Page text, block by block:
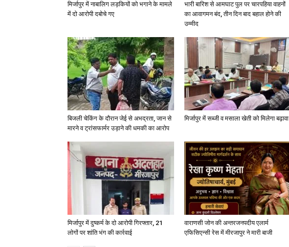
मिर्जापुर में नाबालिग लड़कियों को भगाने के मामले
में दो आरोपी दबोचे गए
भारी बारिश से आमघाट पुल पर चारपहिया वाहनों
का आवागमन बंद, तीन दिन बाद बहाल होने की
उम्मीद
बिजली चेकिंग के दौरान जेई से अभद्रता, जान से
मारने व ट्रांसफार्मर उड़ाने की धमकी का आरोप
मिर्जापुर में सब्जी व मसाला खेती को मिलेगा बढ़ावा
मिर्जापुर में दुष्कर्म के दो आरोपी गिरफ्तार, 21
लोगों पर शांति भंग की कार्रवाई
वाराणसी जोन की अन्तरजनपदीय एलार्म
एफिसिएन्सी रेस में मीरजापुर ने मारी बाजी